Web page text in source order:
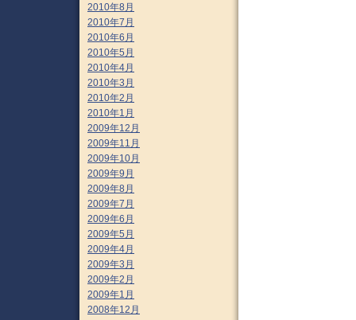
2010年8月
2010年7月
2010年6月
2010年5月
2010年4月
2010年3月
2010年2月
2010年1月
2009年12月
2009年11月
2009年10月
2009年9月
2009年8月
2009年7月
2009年6月
2009年5月
2009年4月
2009年3月
2009年2月
2009年1月
2008年12月